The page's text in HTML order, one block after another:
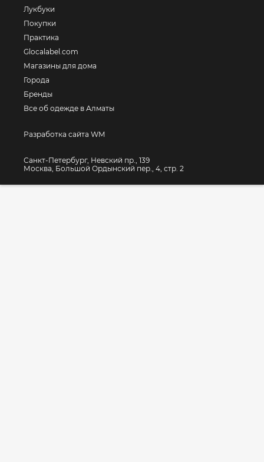
Лукбуки
Покупки
Практика
Glocalabel.com
Магазины для дома
Города
Бренды
Все об одежде в Алматы
Разработка сайта WM
Санкт-Петербург, Невский пр., 139
Москва, Большой Ордынский пер., 4, стр. 2